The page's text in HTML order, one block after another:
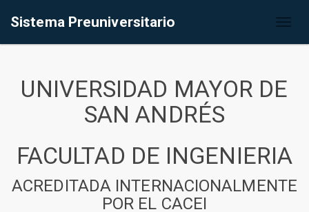
Sistema Preuniversitario
UNIVERSIDAD MAYOR DE
SAN ANDRÉS
FACULTAD DE INGENIERIA
ACREDITADA INTERNACIONALMENTE
POR EL CACEI